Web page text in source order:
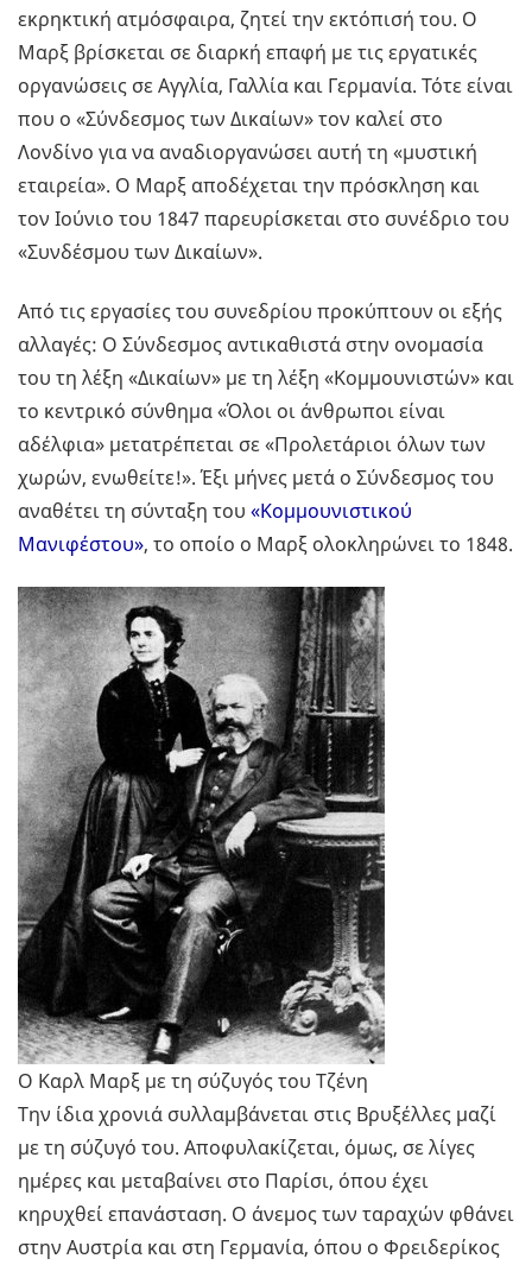
εκρηκτική ατμόσφαιρα, ζητεί την εκτόπισή του. Ο
Μαρξ βρίσκεται σε διαρκή επαφή με τις εργατικές
οργανώσεις σε Αγγλία, Γαλλία και Γερμανία. Τότε είναι
που ο «Σύνδεσμος των Δικαίων» τον καλεί στο
Λονδίνο για να αναδιοργανώσει αυτή τη «μυστική
εταιρεία». Ο Μαρξ αποδέχεται την πρόσκληση και
τον Ιούνιο του 1847 παρευρίσκεται στο συνέδριο του
«Συνδέσμου των Δικαίων».
Από τις εργασίες του συνεδρίου προκύπτουν οι εξής
αλλαγές: Ο Σύνδεσμος αντικαθιστά στην ονομασία
του τη λέξη «Δικαίων» με τη λέξη «Κομμουνιστών» και
το κεντρικό σύνθημα «Όλοι οι άνθρωποι είναι
αδέλφια» μετατρέπεται σε «Προλετάριοι όλων των
χωρών, ενωθείτε!». Έξι μήνες μετά ο Σύνδεσμος του
αναθέτει τη σύνταξη του «Κομμουνιστικού
Μανιφέστου», το οποίο ο Μαρξ ολοκληρώνει το 1848.
Ο Καρλ Μαρξ με τη σύζυγός του Τζένη
Την ίδια χρονιά συλλαμβάνεται στις Βρυξέλλες μαζί
με τη σύζυγό του. Αποφυλακίζεται, όμως, σε λίγες
ημέρες και μεταβαίνει στο Παρίσι, όπου έχει
κηρυχθεί επανάσταση. Ο άνεμος των ταραχών φθάνει
στην Αυστρία και στη Γερμανία, όπου ο Φρειδερίκος